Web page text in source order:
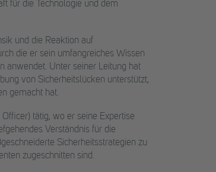
für die Technologie und dem
und die Reaktion auf
die er sein umfangreiches Wissen
anwendet. Unter seiner Leitung hat
von Sicherheitslücken unterstützt,
gemacht hat.
tätig, wo er seine Expertise
Verständnis für die
Sicherheitsstrategien zu
zugeschnitten sind.